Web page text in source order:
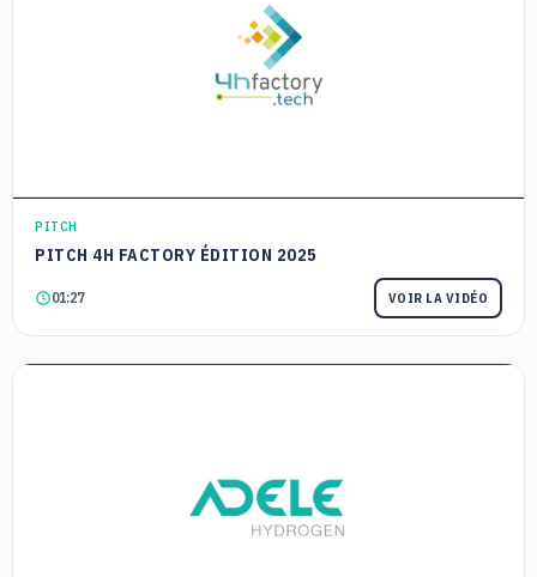
PITCH
PITCH 4H FACTORY ÉDITION 2025
01:27 VOIR LA VIDÉO